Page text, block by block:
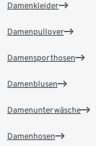
Damenkleider
Damenpullover
Damensporthosen
Damenblusen
Damenunterwäsche
Damenhosen